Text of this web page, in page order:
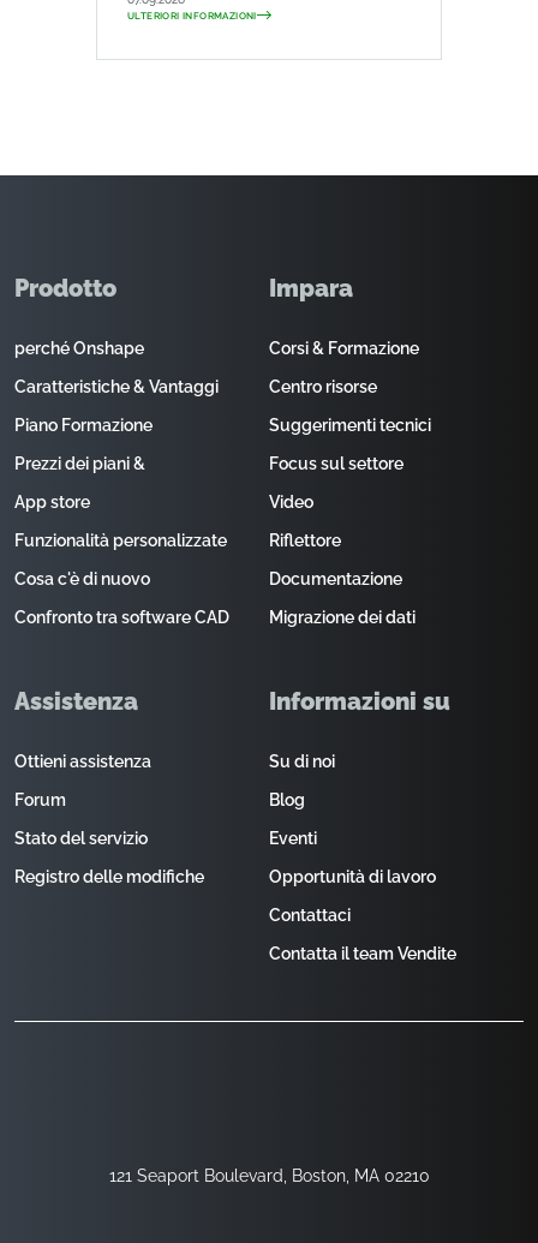
ULTERIORI INFORMAZIONI
121 Seaport Boulevard, Boston, MA 02210
Prodotto
perché Onshape
Caratteristiche & Vantaggi
Piano Formazione
Prezzi dei piani &
App store
Funzionalità personalizzate
Cosa c'è di nuovo
Confronto tra software CAD
Impara
Corsi & Formazione
Centro risorse
Suggerimenti tecnici
Focus sul settore
Video
Riflettore
Documentazione
Migrazione dei dati
Assistenza
Ottieni assistenza
Forum
Stato del servizio
Registro delle modifiche
Informazioni su
Su di noi
Blog
Eventi
Opportunità di lavoro
Contattaci
Contatta il team Vendite